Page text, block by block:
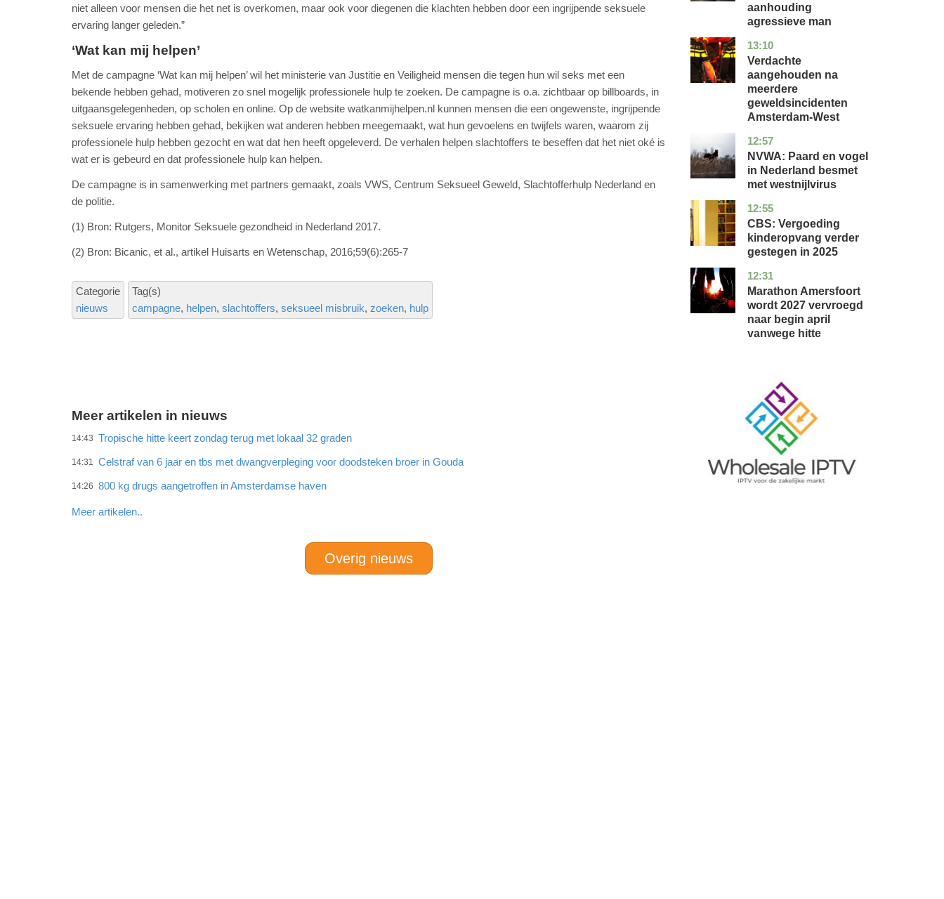
niet alleen voor mensen die het net is overkomen, maar ook voor diegenen die klachten hebben door een ingrijpende seksuele
ervaring langer geleden.”
‘Wat kan mij helpen’
Met de campagne ‘Wat kan mij helpen’ wil het ministerie van Justitie en Veiligheid mensen die tegen hun wil seks met een
bekende hebben gehad, motiveren zo snel mogelijk professionele hulp te zoeken. De campagne is o.a. zichtbaar op billboards, in
uitgaansgelegenheden, op scholen en online. Op de website watkanmijhelpen.nl kunnen mensen die een ongewenste, ingrijpende
seksuele ervaring hebben gehad, bekijken wat anderen hebben meegemaakt, wat hun gevoelens en twijfels waren, waarom zij
professionele hulp hebben gezocht en wat dat hen heeft opgeleverd. De verhalen helpen slachtoffers te beseffen dat het niet oké is
wat er is gebeurd en dat professionele hulp kan helpen.
De campagne is in samenwerking met partners gemaakt, zoals VWS, Centrum Seksueel Geweld, Slachtofferhulp Nederland en
de politie.
(1) Bron: Rutgers, Monitor Seksuele gezondheid in Nederland 2017.
(2) Bron: Bicanic, et al., artikel Huisarts en Wetenschap, 2016;59(6):265-7
Categorie
nieuws
Tag(s)
campagne helpen slachtoffers seksueel misbruik zoeken hulp
Meer artikelen in nieuws
14:43 Tropische hitte keert zondag terug met lokaal 32 graden
14:31 Celstraf van 6 jaar en tbs met dwangverpleging voor doodsteken broer in Gouda
14:26 800 kg drugs aangetroffen in Amsterdamse haven
Meer artikelen..
Overig nieuws
aanhouding
agressieve man
13:10
noord-
holland
nieuws
Verdachte
aangehouden na
meerdere
geweldsincidenten
Amsterdam-West
12:57
utrecht
nieuws
NVWA: Paard en vogel
in Nederland besmet
met westnijlvirus
12:55
zuid-
holland
economie
CBS: Vergoeding
kinderopvang verder
gestegen in 2025
12:31
utrecht
nieuws
Marathon Amersfoort
wordt 2027 vervroegd
naar begin april
vanwege hitte